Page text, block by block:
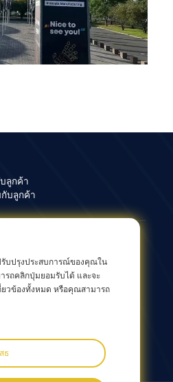
ลูกค้า
บลูกค้า
งหยาง เมืองหวู่ซี 214082
รับปรุงประสบการณ์ของคุณใน
รถคลิกปุ่มยอมรับได้ และจะ
วข้องทั้งหมด หรือคุณสามารถ
ธ